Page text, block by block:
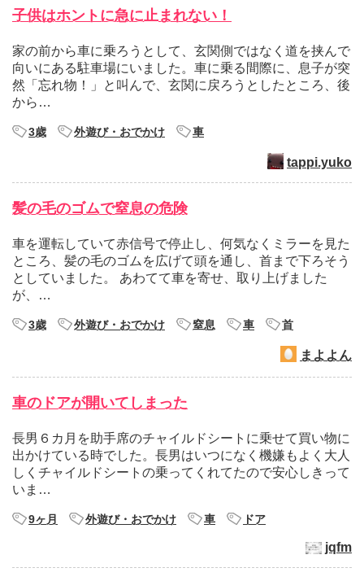
子供はホントに急に止まれない！
家の前から車に乗ろうとして、玄関側ではなく道を挟んで
向いにある駐車場にいました。車に乗る間際に、息子が突
然「忘れ物！」と叫んで、玄関に戻ろうとしたところ、後
から…
3歳 外遊び・おでかけ 車
tappi.yuko
髪の毛のゴムで窒息の危険
車を運転していて赤信号で停止し、何気なくミラーを見た
ところ、髪の毛のゴムを広げて頭を通し、首まで下ろそう
としていました。 あわてて車を寄せ、取り上げました
が、…
3歳 外遊び・おでかけ 窒息 車 首
まよよん
車のドアが開いてしまった
長男６カ月を助手席のチャイルドシートに乗せて買い物に
出かけている時でした。長男はいつになく機嫌もよく大人
しくチャイルドシートの乗ってくれてたので安心しきって
いま…
9ヶ月 外遊び・おでかけ 車 ドア
jqfm